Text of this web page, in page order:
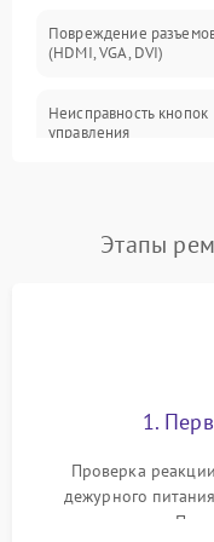
Повреждение
(HDMI, VGA, DVI)
Неисправность кнопок
управления
Повреждение кабеля
Поломка системы
автоматического
Неисправность системы
Этапы
1.
Проверка
дежурного
повреждения.